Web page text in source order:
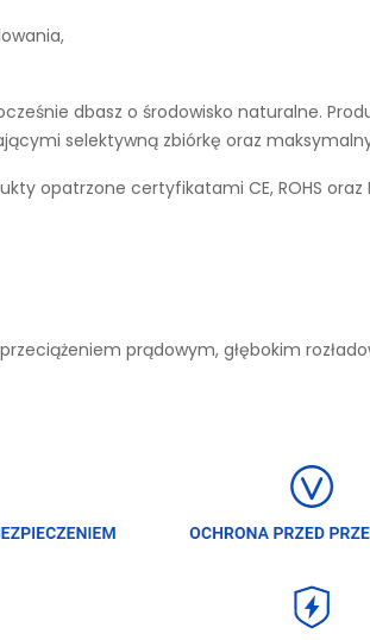
dbasz o środowisko naturalne.
selektywną zbiórkę oraz
opatrzone certyfikatami CE, ROHS oraz
prądowym, głębokim